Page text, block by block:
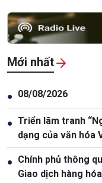
Mới nhất
● 08/08/2026
● Triển lãm tranh
dạng của văn hóa
● Chính phủ thông
Giao dịch hàng